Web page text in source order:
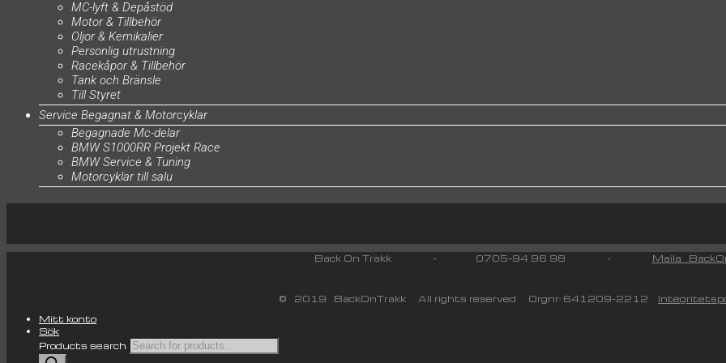
MC-lyft & Depåstöd
Motor & Tillbehör
Oljor & Kemikalier
Personlig utrustning
Racekåpor & Tillbehör
Tank och Bränsle
Till Styret
Service Begagnat & Motorcyklar
Begagnade Mc-delar
BMW S1000RR Projekt Race
BMW Service & Tuning
Motorcyklar till salu
Back On Trakk - 0705-94 96 98 - Maila
© 2019 BackOnTrakk All rights reserved Orgnr: 641209-2212
Mitt konto
Sök
Products search